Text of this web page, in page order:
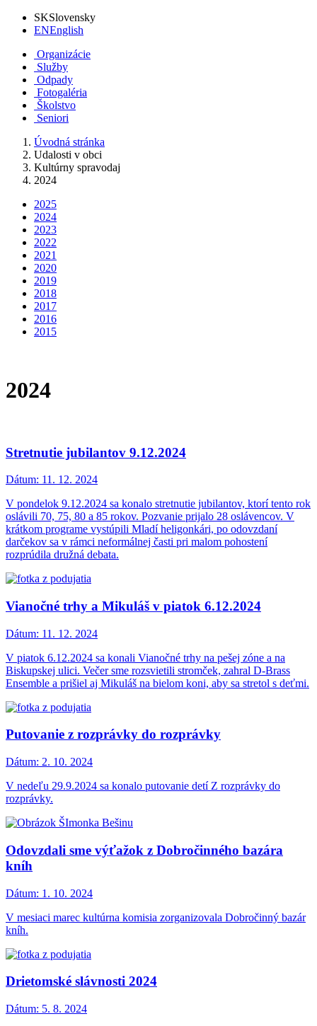
SKSlovensky
ENEnglish
Organizácie
Služby
Odpady
Fotogaléria
Školstvo
Seniori
Úvodná stránka
Udalosti v obci
Kultúrny spravodaj
2024
2025
2024
2023
2022
2021
2020
2019
2018
2017
2016
2015
2024
Stretnutie jubilantov 9.12.2024
Dátum: 11. 12. 2024
V pondelok 9.12.2024 sa konalo stretnutie jubilantov, ktorí tento rok
oslávili 70, 75, 80 a 85 rokov. Pozvanie prijalo 28 oslávencov. V
krátkom programe vystúpili Mladí heligonkári, po odovzdaní
darčekov sa v rámci neformálnej časti pri malom pohostení
rozprúdila družná debata.
Vianočné trhy a Mikuláš v piatok 6.12.2024
Dátum: 11. 12. 2024
V piatok 6.12.2024 sa konali Vianočné trhy na pešej zóne a na
Biskupskej ulici. Večer sme rozsvietili stromček, zahral D-Brass
Ensemble a prišiel aj Mikuláš na bielom koni, aby sa stretol s deťmi.
Putovanie z rozprávky do rozprávky
Dátum: 2. 10. 2024
V nedeľu 29.9.2024 sa konalo putovanie detí Z rozprávky do
rozprávky.
Odovzdali sme výťažok z Dobročinného bazára
kníh
Dátum: 1. 10. 2024
V mesiaci marec kultúrna komisia zorganizovala Dobročinný bazár
kníh.
Drietomské slávnosti 2024
Dátum: 5. 8. 2024